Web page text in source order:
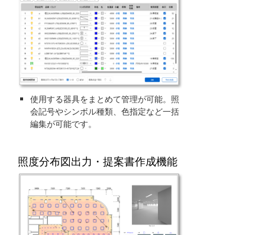
使用する器具をまとめて管理が可能。照
会記号やシンボル種類、色指定など一括
編集が可能です。
照度分布図出力・提案書作成機能